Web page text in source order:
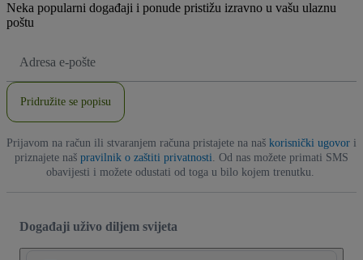
Neka popularni događaji i ponude pristižu izravno u vašu ulaznu
poštu
mail
Pridružite se popisu
Prijavom na račun ili stvaranjem računa pristajete na naš korisnički ugovor i
priznajete naš pravilnik o zaštiti privatnosti. Od nas možete primati SMS
obavijesti i možete odustati od toga u bilo kojem trenutku.
Događaji uživo diljem svijeta